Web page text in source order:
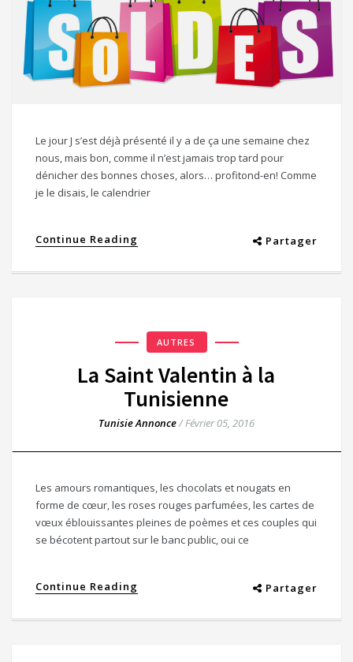
Le jour J s’est déjà présenté il y a de ça une semaine chez
nous, mais bon, comme il n’est jamais trop tard pour
dénicher des bonnes choses, alors… profitond-en! Comme
je le disais, le calendrier
Continue Reading Partager
AUTRES
La Saint Valentin à la
Tunisienne
Tunisie Annonce/Février 05, 2016
Les amours romantiques, les chocolats et nougats en
forme de cœur, les roses rouges parfumées, les cartes de
vœux éblouissantes pleines de poèmes et ces couples qui
se bécotent partout sur le banc public, oui ce
Continue Reading Partager